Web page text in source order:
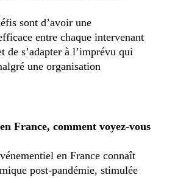
sont d’avoir une
entre chaque intervenant
de s’adapter à l’imprévu qui
une organisation
France, comment voyez-vous
en France connaît
post-pandémie, stimulée